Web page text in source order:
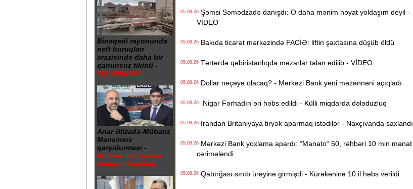
Binəqədi rayonunda
neft buruqları
ərazisində daha bir
qanunsuz tikinti -
FOTO/VİDEO
Anar Əlizadə-Mübariz
Mənsimov
qarşıdurması -
Kompromat savaşı
yenidən başlayıb
05.08.26Şəmsi Səmədzadə danışdı: O daha mənim həyat yoldaşım deyil -
VİDEO
05.08.26Bakıda ticarət mərkəzində FACİƏ: liftin şaxtasına düşüb öldü
05.08.26Tərtərdə qəbiristanlıqda məzarlar talan edilib - VİDEO
05.08.26Dollar neçəyə olacaq? - Mərkəzi Bank yeni məzənnəni açıqladı
05.08.26Nigar Fərhadın əri həbs edildi - Külli miqdarda dələduzluq
05.08.26İrandan Britaniyaya tiryək aparmaq istədilər - Naxçıvanda saxlandı
05.08.26Mərkəzi Bank yoxlama apardı: “Manato“ 50, rəhbəri 10 min manat
cərimələndi
05.08.26Qabırğası sınıb ürəyinə girmişdi - Kürəkəninə 10 il həbs verildi